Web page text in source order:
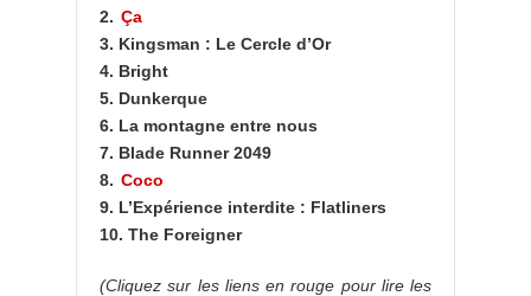
2. Ça
3. Kingsman : Le Cercle d’Or
4. Bright
5. Dunkerque
6. La montagne entre nous
7. Blade Runner 2049
8. Coco
9. L’Expérience interdite : Flatliners
10. The Foreigner
(Cliquez sur les liens en rouge pour lire les